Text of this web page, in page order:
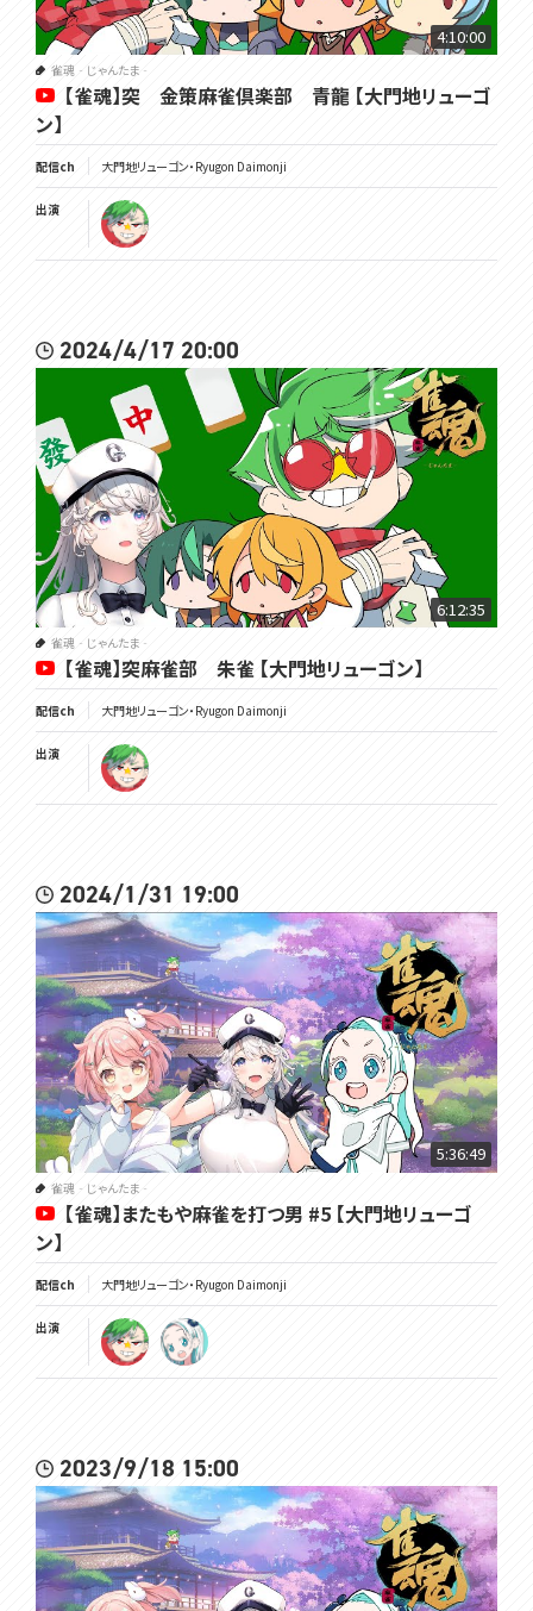
4:10:00
雀魂‐じゃんたま‐
【雀魂】突 金策麻雀倶楽部 青龍 【大門地リューゴ
ン】
配信ch 大門地リューゴン・Ryugon Daimonji
出演
2024/4/17 20:00
6:12:35
雀魂‐じゃんたま‐
【雀魂】突麻雀部 朱雀 【大門地リューゴン】
配信ch 大門地リューゴン・Ryugon Daimonji
出演
2024/1/31 19:00
5:36:49
雀魂‐じゃんたま‐
【雀魂】またもや麻雀を打つ男 #5 【大門地リューゴ
ン】
配信ch 大門地リューゴン・Ryugon Daimonji
出演
2023/9/18 15:00